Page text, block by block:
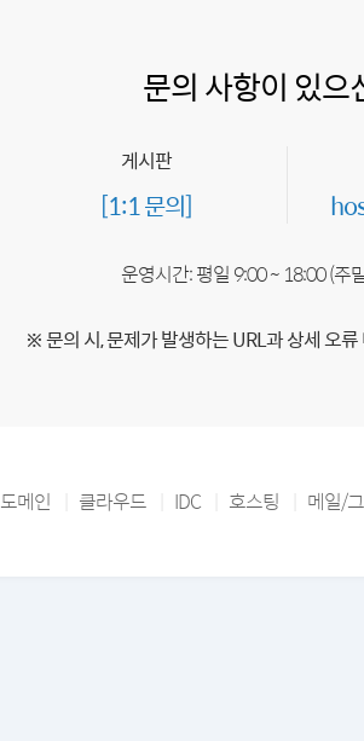
문의 사항이 있으
게시판
[1:1 문의]
운영시간: 평일 9:00 ~ 18:00 (주
※ 문의 시, 문제가 발생하는 URL과 상세 오
도메인 클라우드 IDC 호스팅 메일/